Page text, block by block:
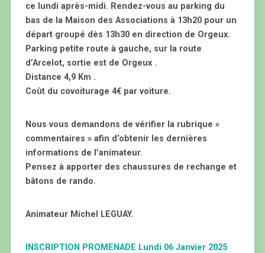
ce lundi après-midi. Rendez-vous au parking du
bas de la Maison des Associations à 13h20 pour un
départ groupé dès 13h30 en direction de Orgeux.
Parking petite route à gauche, sur la route
d’Arcelot, sortie est de Orgeux .
Distance 4,9 Km .
Coût du covoiturage 4€ par voiture.
Nous vous demandons de vérifier la rubrique «
commentaires » afin d’obtenir les dernières
informations de l’animateur.
Pensez à apporter des chaussures de rechange et
bâtons de rando.
Animateur Michel LEGUAY.
INSCRIPTION PROMENADE Lundi 06 Janvier 2025